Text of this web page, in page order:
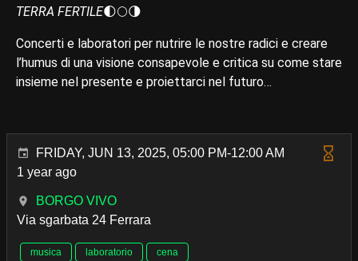
TERRA FERTILE🌓🌕🌗
Concerti e laboratori per nutrire le nostre radici e creare
l’humus di una visione consapevole e critica su come stare
insieme nel presente e proiettarci nel futuro…
FRIDAY, JUN 13, 2025, 05:00 PM-12:00 AM
1 year ago
BORGO VIVO
Via sgarbata 24 Ferrara
musica laboratorio cena